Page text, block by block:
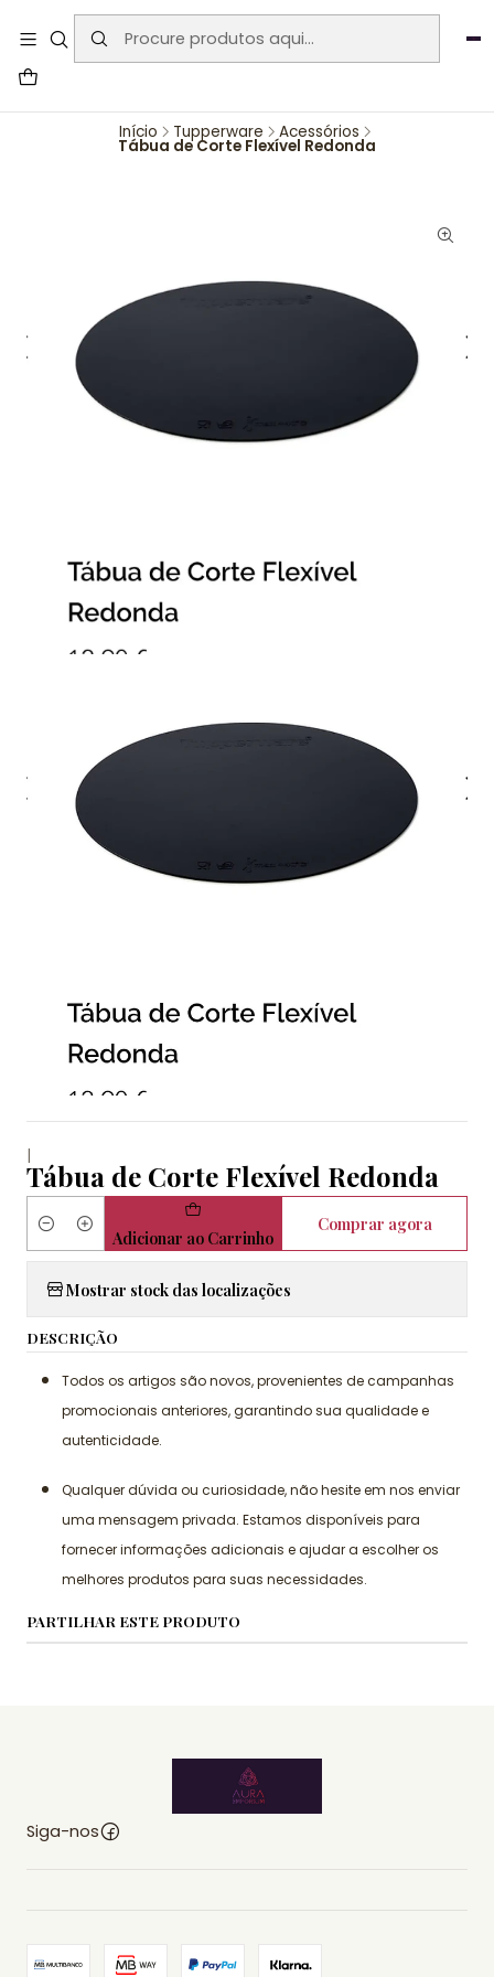
User-agent: * Allow: / Sitemap:
https://www.auraemporium.pt/sitemap.xml
Início Tupperware Acessórios
Tábua de Corte Flexível Redonda
|
Tábua de Corte Flexível Redonda
QuantidadeAdicionar ao Carrinho
Comprar agora
Mostrar stock das localizações
DESCRIÇÃO
Todos os artigos são novos, provenientes de campanhas
promocionais anteriores, garantindo sua qualidade e
autenticidade.
Qualquer dúvida ou curiosidade, não hesite em nos enviar
uma mensagem privada. Estamos disponíveis para
fornecer informações adicionais e ajudar a escolher os
melhores produtos para suas necessidades.
PARTILHAR ESTE PRODUTO
Siga-nos